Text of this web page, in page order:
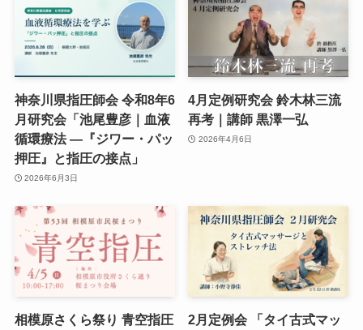
神奈川県指圧師会 令和8年6
月研究会「池尾豊彦｜血液
循環療法 ―『ジワー・パッ
押圧』と指圧の接点」
2026年6月3日
4月定例研究会 鈴木林三流
再考｜講師 黒澤一弘
2026年4月6日
相模原さくら祭り 青空指圧
2月定例会 「タイ古式マッ